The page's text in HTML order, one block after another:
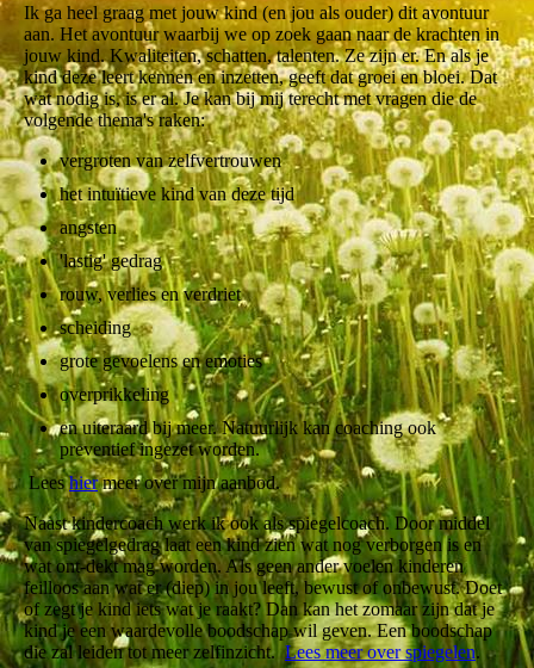
Ik ga heel graag met jouw kind (en jou als ouder) dit avontuur
aan. Het avontuur waarbij we op zoek gaan naar de krachten in
jouw kind. Kwaliteiten, schatten, talenten. Ze zijn er. En als je
kind deze leert kennen en inzetten, geeft dat groei en bloei. Dat
wat nodig is, is er al. Je kan bij mij terecht met vragen die de
volgende thema's raken:
vergroten van zelfvertrouwen
het intuïtieve kind van deze tijd
angsten
'lastig' gedrag
rouw, verlies en verdriet
scheiding
grote gevoelens en emoties
overprikkeling
en uiteraard bij meer. Natuurlijk kan coaching ook
preventief ingezet worden.
Leeshiermeer over mijn aanbod.
Naast kindercoach werk ik ook als spiegelcoach. Door middel
van spiegelgedrag laat een kind zien wat nog verborgen is en
wat ont-dekt mag worden. Als geen ander voelen kinderen
feilloos aan wat er (diep) in jou leeft, bewust of onbewust. Doet
of zegt je kind iets wat je raakt? Dan kan het zomaar zijn dat je
kind je een waardevolle boodschap wil geven. Een boodschap
die zal leiden tot meer zelfinzicht.Lees meer over spiegelen.